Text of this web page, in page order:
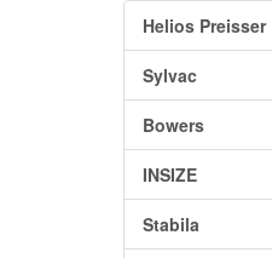
Helios Preisser
Sylvac
Bowers
INSIZE
Stabila